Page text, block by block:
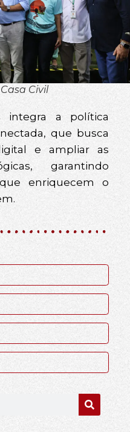
Civil
integra a política
que busca
e ampliar as
garantindo
enriquecem o